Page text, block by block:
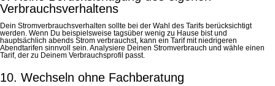
Verbrauchsverhaltens
Dein Stromverbrauchsverhalten sollte bei der Wahl des Tarifs berücksichtigt
werden. Wenn Du beispielsweise tagsüber wenig zu Hause bist und
hauptsächlich abends Strom verbrauchst, kann ein Tarif mit niedrigeren
Abendtarifen sinnvoll sein. Analysiere Deinen Stromverbrauch und wähle einen
Tarif, der zu Deinem Verbrauchsprofil passt.
10. Wechseln ohne Fachberatung